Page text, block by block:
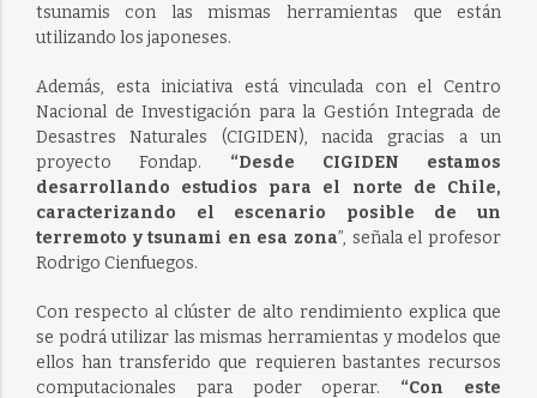
tsunamis con las mismas herramientas que están
utilizando los japoneses.
Además, esta iniciativa está vinculada con el Centro
Nacional de Investigación para la Gestión Integrada de
Desastres Naturales (CIGIDEN), nacida gracias a un
proyecto Fondap. “Desde CIGIDEN estamos
desarrollando estudios para el norte de Chile,
caracterizando el escenario posible de un
terremoto y tsunami en esa zona”, señala el profesor
Rodrigo Cienfuegos.
Con respecto al clúster de alto rendimiento explica que
se podrá utilizar las mismas herramientas y modelos que
ellos han transferido que requieren bastantes recursos
computacionales para poder operar. “Con este